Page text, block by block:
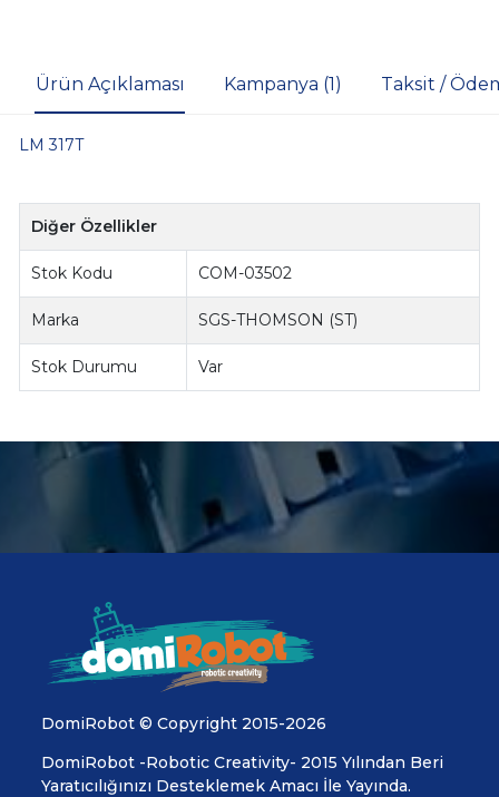
Ürün Açıklaması Kampanya (1) Taksit /
LM 317T
Diğer Özellikler
Stok Kodu COM-03502
Marka SGS-THOMSON (ST)
Stok Durumu Var
DomiRobot © Copyright 2015-2026
DomiRobot -Robotic Creativity- 2015 Yılından Beri
Yaratıcılığınızı Desteklemek Amacı İle Yayında.